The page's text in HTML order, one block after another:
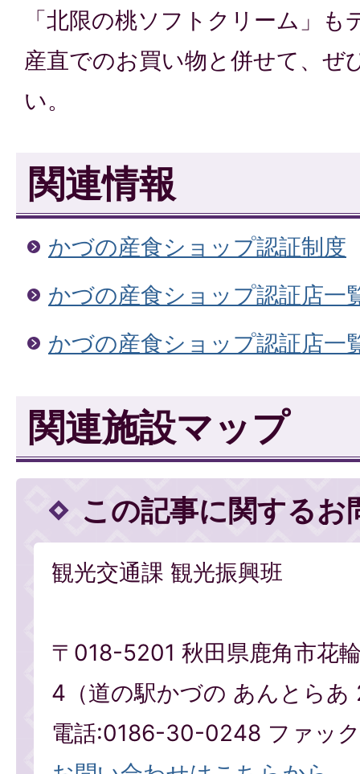
「北限の桃ソフトクリーム」
産直でのお買い物と併せて、ぜ
い。
関連情報
かづの産食ショップ認証制度
かづの産食ショップ認証店一
かづの産食ショップ認証店一
関連施設マップ
この記事に関するお
観光交通課 観光振興班
〒018-5201 秋田県鹿角市花
4（道の駅かづの あんとらあ
電話:0186-30-0248 ファッ